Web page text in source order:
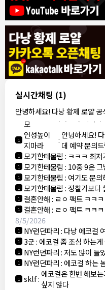
실시간채팅 (1)
안녕하세요! 다낭 황제 로얄
7/30/2026
1 ROY:에코걸은 파면 팔수
1 ROY:제 지인이 예약 후
1 ROY:갑자기 연락이 끊겨
1 동동이:오늘 무슨 날인가요
1 동동이:군인들이 뭐 하는데
1 1000억 대표:축제 하던디요
8/4/2026
1 빨갱이관타나모
1
빨갱이
관타나
모
:아까 오픈채팅에
가라오케 최저가
1
언성높이
지마라
: 안녕하세요!
데 예약 문의
1 모기한테물림 : ㅋㅋㅋ 최
1 모기한테물림 : 10중 9은
1 모기한테물림 : 여기도 문
1 모기한테물림 : 정찰가보다
1 결혼안해: ㄹㅇ 팩트 ㅋㅋ
1 결혼안해: ㄹㅇ 팩트 ㅋㅋ
8/5/2026
1 NY런던파리: 다낭 에코걸
1 3군: 에코걸 좀 조심 하는게
1 NY런던파리:저도 많이 들
1 NY런던파리: 에코걸 하는
1 sklf: 에코걸은 한번 해보
싶지 않다